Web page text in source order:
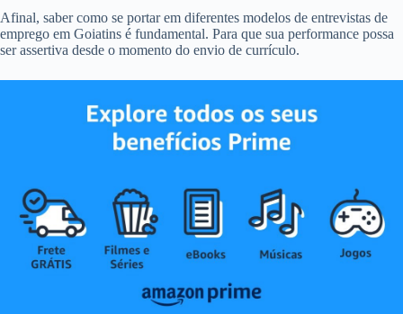
Afinal, saber como se portar em diferentes modelos de entrevistas de
emprego em Goiatins é fundamental. Para que sua performance possa
ser assertiva desde o momento do envio de currículo.